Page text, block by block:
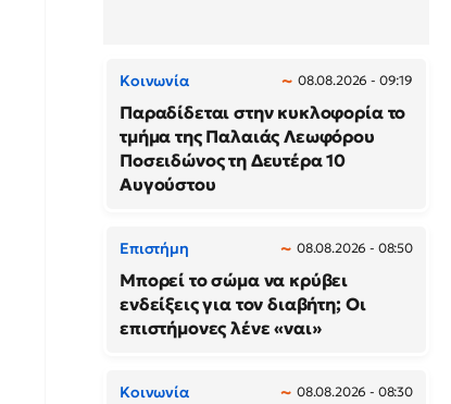
Κοινωνία 08.08.2026 - 09:19
Παραδίδεται στην κυκλοφορία το
τμήμα της Παλαιάς Λεωφόρου
Ποσειδώνος τη Δευτέρα 10
Αυγούστου
Επιστήμη 08.08.2026 - 08:50
Μπορεί το σώμα να κρύβει
ενδείξεις για τον διαβήτη; Οι
επιστήμονες λένε «ναι»
Κοινωνία 08.08.2026 - 08:30